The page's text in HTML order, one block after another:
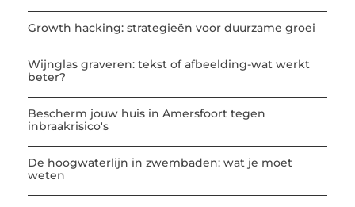
Growth hacking: strategieën voor duurzame groei
Wijnglas graveren: tekst of afbeelding-wat werkt
beter?
Bescherm jouw huis in Amersfoort tegen
inbraakrisico's
De hoogwaterlijn in zwembaden: wat je moet
weten